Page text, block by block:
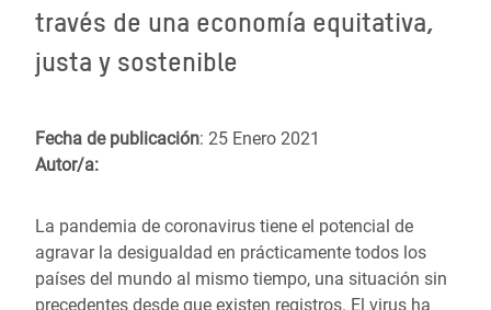
a
la
través de una economía equitativa,
justa y sostenible
Fecha de publicación: 25 Enero 2021
Autor/a:
La pandemia de coronavirus tiene el potencial de
agravar la desigualdad en prácticamente todos los
países del mundo al mismo tiempo, una situación sin
precedentes desde que existen registros. El virus ha